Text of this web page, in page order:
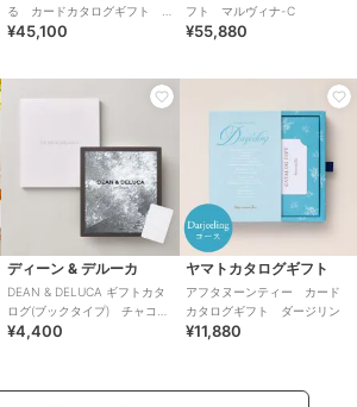
る カードカタログギフト
雅日（みやび）-C
¥45,100
フト マルヴィナ-C
¥55,880
ディーン & デルーカ
DEAN & DELUCA ギフトカタ
ログ(ブックタイプ) チャコー
ル-BC
¥4,400
ヤマトカタログギフト
アフタヌーンティー カード
カタログギフト ダージリン
¥11,880